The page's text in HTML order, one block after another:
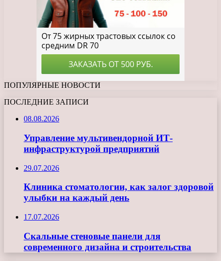
ПОПУЛЯРНЫЕ НОВОСТИ
ПОСЛЕДНИЕ ЗАПИСИ
08.08.2026
Управление мультивендорной ИТ-
инфраструктурой предприятий
29.07.2026
Клиника стоматологии, как залог здоровой
улыбки на каждый день
17.07.2026
Скальные стеновые панели для
современного дизайна и строительства